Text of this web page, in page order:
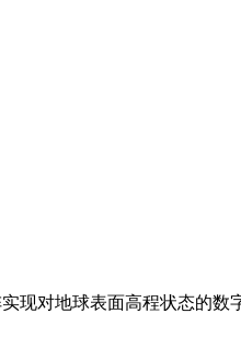
对地球表面高程状态的数